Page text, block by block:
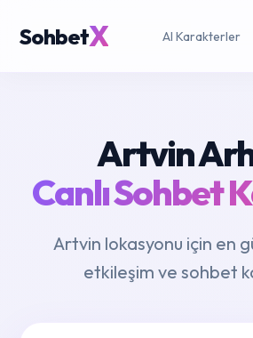
SohbetX AI Karakterler
Artvin
Canlı Sohbet
Artvin lokasyonu için en
etkileşim ve sohbet